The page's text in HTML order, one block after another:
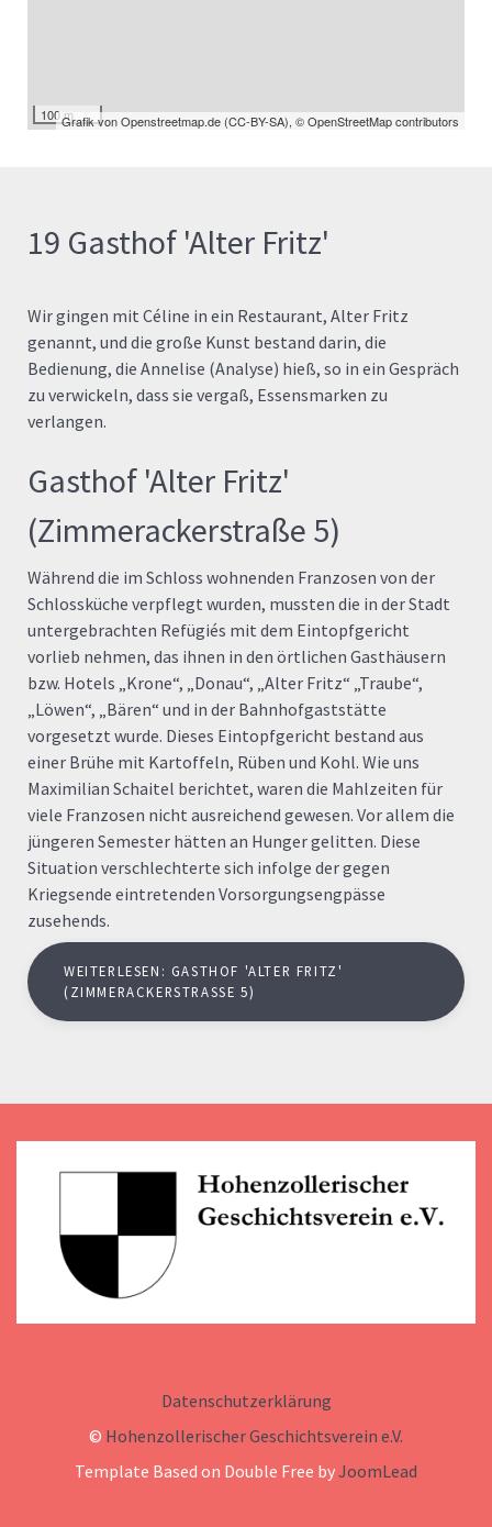
100 mGrafik vonOpenstreetmap.de (CC-BY-SA), © OpenStreetMap contributors
19 Gasthof 'Alter Fritz'
Wir gingen mit Céline in ein Restaurant, Alter Fritz
genannt, und die große Kunst bestand darin, die
Bedienung, die Annelise (Analyse) hieß, so in ein Gespräch
zu verwickeln, dass sie vergaß, Essensmarken zu
verlangen.
Gasthof 'Alter Fritz'
(Zimmerackerstraße 5)
Während die im Schloss wohnenden Franzosen von der
Schlossküche verpflegt wurden, mussten die in der Stadt
untergebrachten Refügiés mit dem Eintopfgericht
vorlieb nehmen, das ihnen in den örtlichen Gasthäusern
bzw. Hotels „Krone“, „Donau“, „Alter Fritz“ „Traube“,
„Löwen“, „Bären“ und in der Bahnhofgaststätte
vorgesetzt wurde. Dieses Eintopfgericht bestand aus
einer Brühe mit Kartoffeln, Rüben und Kohl. Wie uns
Maximilian Schaitel berichtet, waren die Mahlzeiten für
viele Franzosen nicht ausreichend gewesen. Vor allem die
jüngeren Semester hätten an Hunger gelitten. Diese
Situation verschlechterte sich infolge der gegen
Kriegsende eintretenden Vorsorgungsengpässe
zusehends.
WEITERLESEN: GASTHOF 'ALTER FRITZ'
(ZIMMERACKERSTRASSE 5)
Datenschutzerklärung
© Hohenzollerischer Geschichtsverein e.V.
Template Based on Double Free byJoomLead